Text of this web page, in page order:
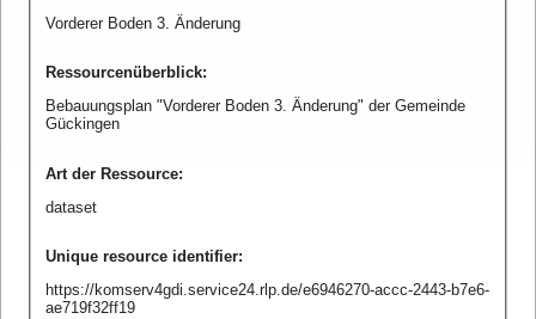
Vorderer Boden 3. Änderung
Ressourcenüberblick:
Bebauungsplan "Vorderer Boden 3. Änderung" der Gemeinde
Gückingen
Art der Ressource:
dataset
Unique resource identifier:
https://komserv4gdi.service24.rlp.de/e6946270-accc-2443-b7e6-
ae719f32ff19